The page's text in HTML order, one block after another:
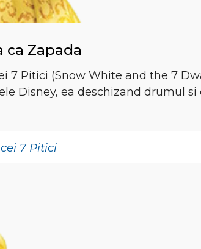
ca Zapada
7 Pitici (Snow White and the 7
Disney, ea deschizand drumul si
7 Pitici